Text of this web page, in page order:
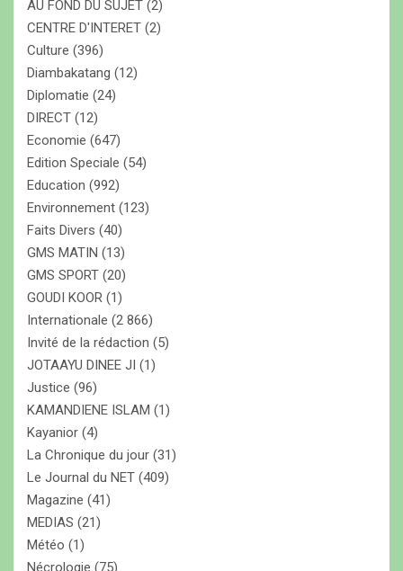
AU FOND DU SUJET (2)
CENTRE D'INTERET (2)
Culture (396)
Diambakatang (12)
Diplomatie (24)
DIRECT (12)
Economie (647)
Edition Speciale (54)
Education (992)
Environnement (123)
Faits Divers (40)
GMS MATIN (13)
GMS SPORT (20)
GOUDI KOOR (1)
Internationale (2 866)
Invité de la rédaction (5)
JOTAAYU DINEE JI (1)
Justice (96)
KAMANDIENE ISLAM (1)
Kayanior (4)
La Chronique du jour (31)
Le Journal du NET (409)
Magazine (41)
MEDIAS (21)
Météo (1)